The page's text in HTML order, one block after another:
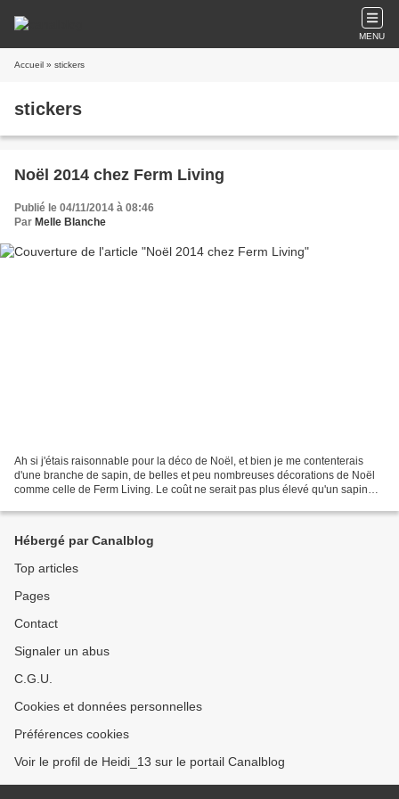
MENU
Accueil » stickers
stickers
Noël 2014 chez Ferm Living
Publié le 04/11/2014 à 08:46
Par Melle Blanche
Ah si j'étais raisonnable pour la déco de Noël, et bien je me contenterais
d'une branche de sapin, de belles et peu nombreuses décorations de Noël
comme celle de Ferm Living. Le coût ne serait pas plus élevé qu'un sapin
Hébergé par Canalblog
Top articles
Pages
Contact
Signaler un abus
C.G.U.
Cookies et données personnelles
Préférences cookies
Voir le profil de Heidi_13 sur le portail Canalblog